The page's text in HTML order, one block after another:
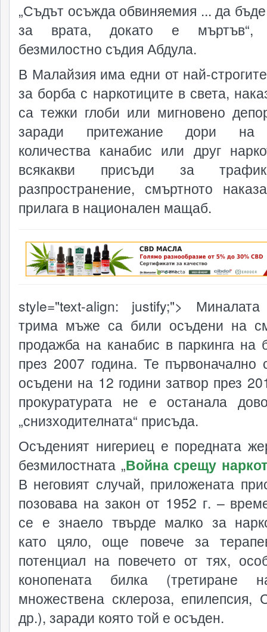
„Съдът осъжда обвиняемия ... да
за врата, докато е мъртъв“,
безмилостно съдия Абдула.
В Малайзия има едни от най-
за борба с наркотиците в света,
са тежки глоби или мигновено
заради притежание дори на
количества канабис или друг
всякакви присъди за
разпространение, смъртното
прилага в национален мащаб.
реклама
style="text-align: justify;"> Миналата
трима мъже са били осъдени на
продажба на канабис в паркинга на
през 2007 година. Те първоначално
осъдени на 12 години затвор през
прокуратурата не е останала
„снизходителната“ присъда.
Осъденият нигериец е поредната
безмилостната „Война срещу
В неговият случай, приложената
позовава на закон от 1952 г. –
се е знаело твърде малко за
като цяло, още повече за
потенциал на повечето от тях,
конопената билка (третиране
множествена склероза,
др.), заради която той е осъден.